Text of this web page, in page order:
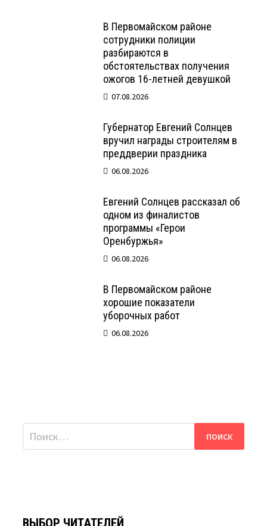
В Первомайском районе
сотрудники полиции
разбираются в
обстоятельствах получения
ожогов 16-летней девушкой
07.08.2026
Губернатор Евгений Солнцев
вручил награды строителям в
преддверии праздника
06.08.2026
Евгений Солнцев рассказал об
одном из финалистов
программы «Герои
Оренбуржья»
06.08.2026
В Первомайском районе
хорошие показатели
уборочных работ
06.08.2026
Найти: